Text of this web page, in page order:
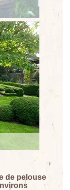
de pelouse